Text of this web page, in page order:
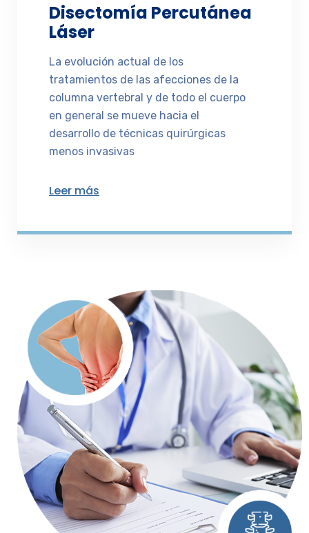
Disectomía Percutánea
Láser
La evolución actual de los
tratamientos de las afecciones de la
columna vertebral y de todo el cuerpo
en general se mueve hacia el
desarrollo de técnicas quirúrgicas
menos invasivas
Leer más